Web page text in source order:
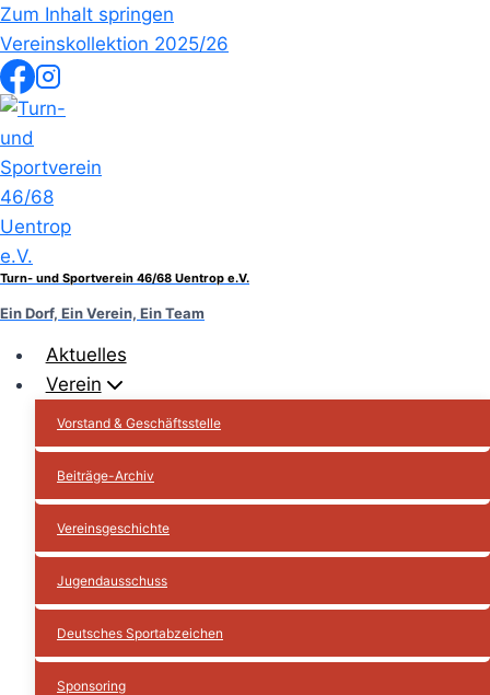
Zum Inhalt springen
Vereinskollektion 2025/26
Turn- und Sportverein 46/68 Uentrop e.V.
Ein Dorf, Ein Verein, Ein Team
Aktuelles
Verein
Vorstand & Geschäftsstelle
Beiträge-Archiv
Vereinsgeschichte
Jugendausschuss
Deutsches Sportabzeichen
Sponsoring